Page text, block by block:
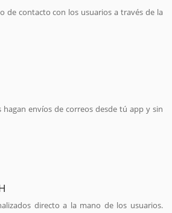
de contacto con los usuarios a través de la
envíos de correos desde tú app y sin
directo a la mano de los usuarios.